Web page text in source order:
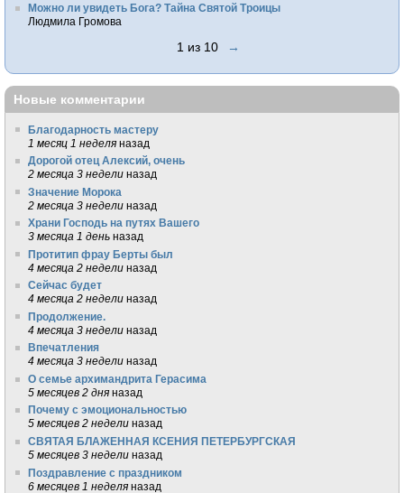
Можно ли увидеть Бога? Тайна Святой Троицы
Людмила Громова
1 из 10 →
Новые комментарии
Благодарность мастеру
1 месяц 1 неделя назад
Дорогой отец Алексий, очень
2 месяца 3 недели назад
Значение Морока
2 месяца 3 недели назад
Храни Господь на путях Вашего
3 месяца 1 день назад
Протитип фрау Берты был
4 месяца 2 недели назад
Сейчас будет
4 месяца 2 недели назад
Продолжение.
4 месяца 3 недели назад
Впечатления
4 месяца 3 недели назад
О семье архимандрита Герасима
5 месяцев 2 дня назад
Почему с эмоциональностью
5 месяцев 2 недели назад
СВЯТАЯ БЛАЖЕННАЯ КСЕНИЯ ПЕТЕРБУРГСКАЯ
5 месяцев 3 недели назад
Поздравление с праздником
6 месяцев 1 неделя назад